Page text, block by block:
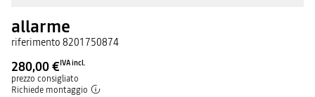
allarme
riferimento 8201750874
280,00 €IVA incl.
prezzo consigliato
Richiede montaggio